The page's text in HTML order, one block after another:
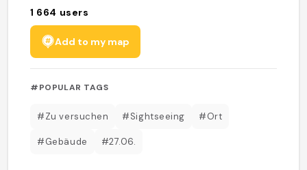
1 664 users
Add to my map
#POPULAR TAGS
#Zu versuchen #Sightseeing #Ort
#Gebäude #27.06.